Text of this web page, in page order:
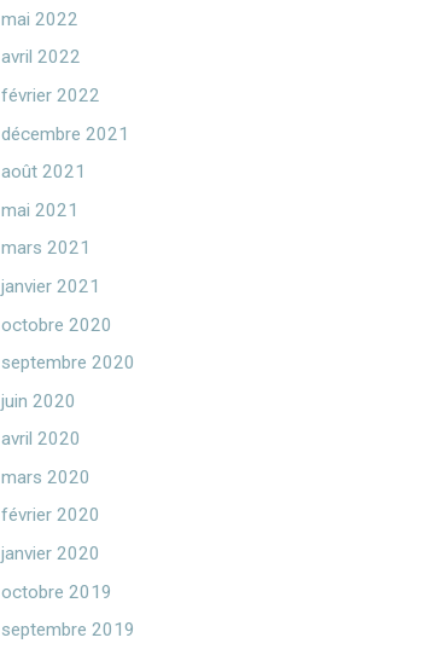
mai 2022
avril 2022
février 2022
décembre 2021
août 2021
mai 2021
mars 2021
janvier 2021
octobre 2020
septembre 2020
juin 2020
avril 2020
mars 2020
février 2020
janvier 2020
octobre 2019
septembre 2019